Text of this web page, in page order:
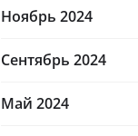
Ноябрь 2024
Сентябрь 2024
Май 2024